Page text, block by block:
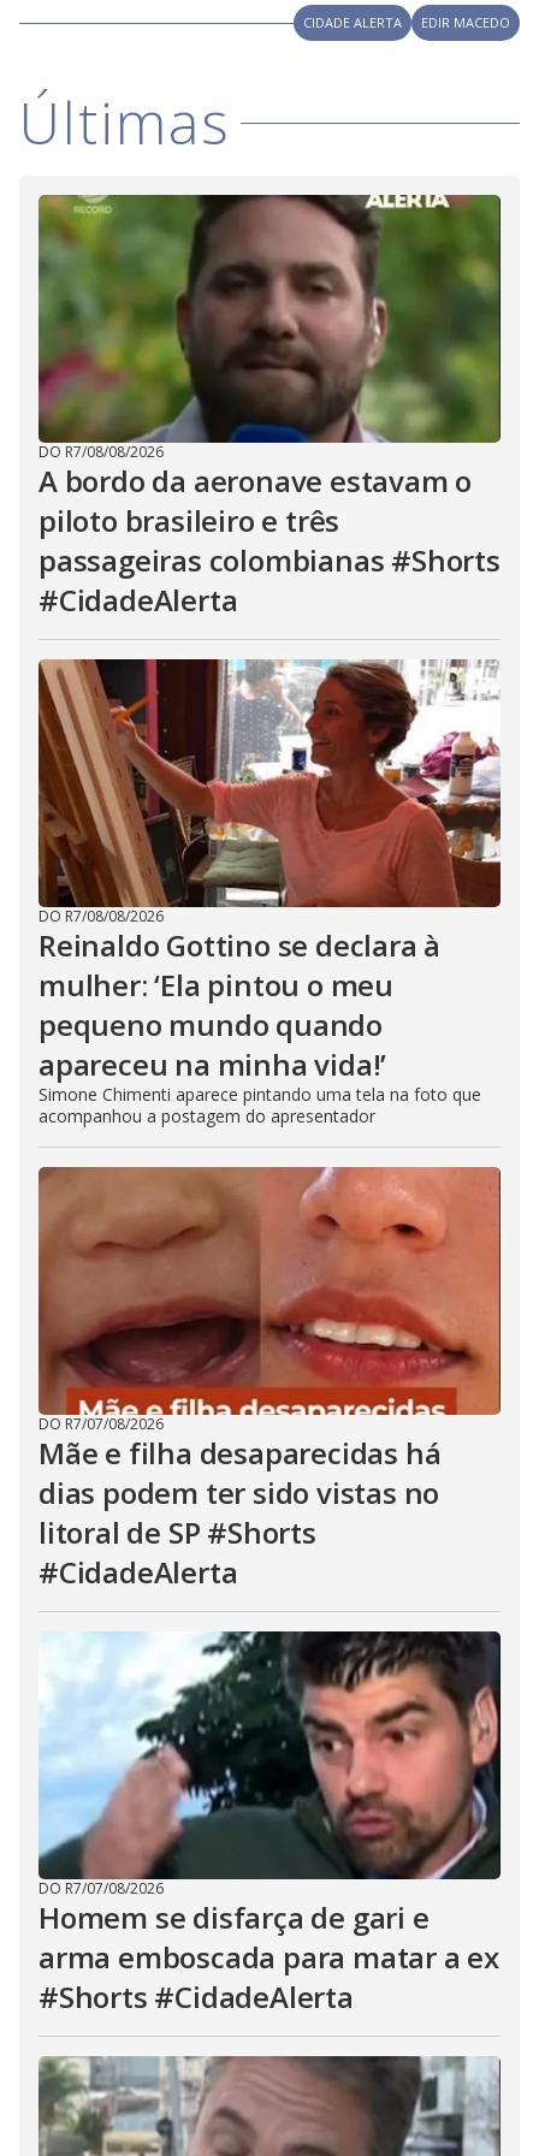
i
d
e
o
CIDADE ALERTA EDIR MACEDO
Últimas
DO R7/08/08/2026
A bordo da aeronave estavam o
piloto brasileiro e três
passageiras colombianas #Shorts
#CidadeAlerta
DO R7/08/08/2026
Reinaldo Gottino se declara à
mulher: ‘Ela pintou o meu
pequeno mundo quando
apareceu na minha vida!’
Simone Chimenti aparece pintando uma tela na foto que
acompanhou a postagem do apresentador
DO R7/07/08/2026
Mãe e filha desaparecidas há
dias podem ter sido vistas no
litoral de SP #Shorts
#CidadeAlerta
DO R7/07/08/2026
Homem se disfarça de gari e
arma emboscada para matar a ex
#Shorts #CidadeAlerta